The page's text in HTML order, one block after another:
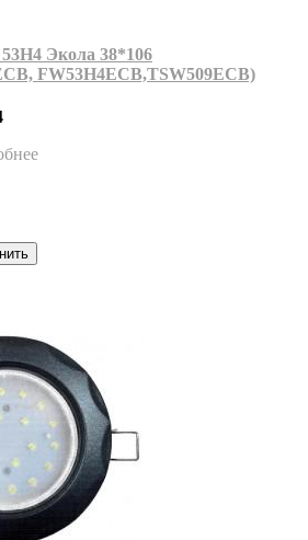
Экола 38*106
FW53H4ECB,TSW509ECB)